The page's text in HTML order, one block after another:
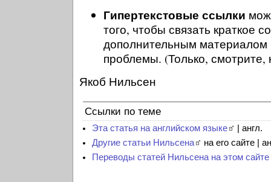
Гипертекстовые ссылки
того, чтобы связать краткое
дополнительным
проблемы. (Только, смотрите,
Якоб Нильсен
Ссылки по теме
Эта статья на английском языке
| англ.
Другие статьи Нильсена
на его сайте |
Переводы статей Нильсена на этом сайте